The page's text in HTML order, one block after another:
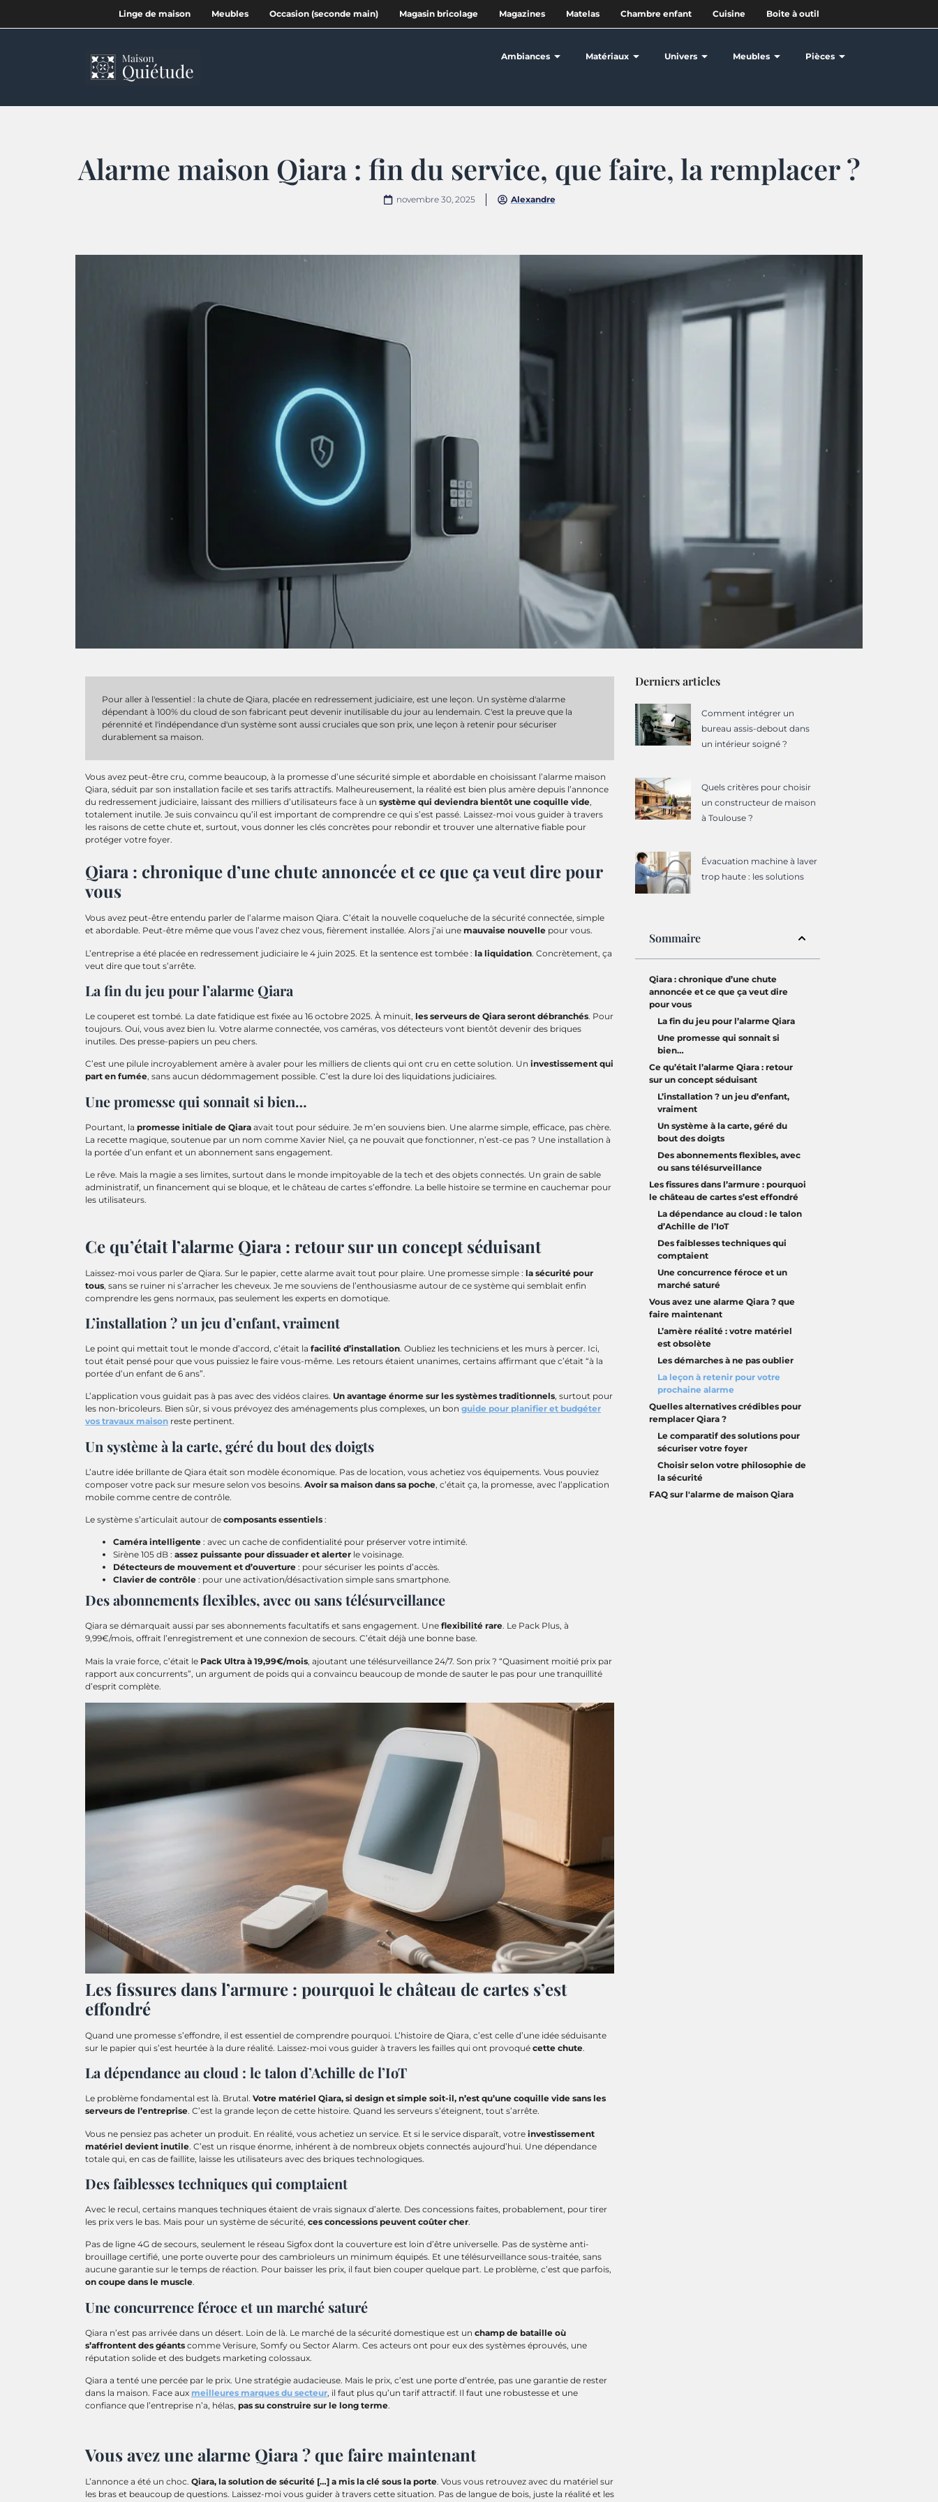
Linge de maison Meubles Occasion (seconde main) Magasin bricolage Magazines Matelas Chambre enfant Cuisine Boite à outil
Ambiances Matériaux Univers Meubles Pièces
Alarme maison Qiara : fin du service, que faire, la remplacer ?
novembre 30, 2025 Alexandre
Pour aller à l'essentiel : la chute de Qiara, placée en redressement judiciaire, est une leçon. Un système d'alarme
dépendant à 100% du cloud de son fabricant peut devenir inutilisable du jour au lendemain. C'est la preuve que la
pérennité et l'indépendance d'un système sont aussi cruciales que son prix, une leçon à retenir pour sécuriser
durablement sa maison.
Vous avez peut-être cru, comme beaucoup, à la promesse d’une sécurité simple et abordable en choisissant l’alarme maison
Qiara, séduit par son installation facile et ses tarifs attractifs. Malheureusement, la réalité est bien plus amère depuis l’annonce
du redressement judiciaire, laissant des milliers d’utilisateurs face à un système qui deviendra bientôt une coquille vide,
totalement inutile. Je suis convaincu qu’il est important de comprendre ce qui s’est passé. Laissez-moi vous guider à travers
les raisons de cette chute et, surtout, vous donner les clés concrètes pour rebondir et trouver une alternative fiable pour
protéger votre foyer.
Qiara : chronique d’une chute annoncée et ce que ça veut dire pour
vous
Vous avez peut-être entendu parler de l’alarme maison Qiara. C’était la nouvelle coqueluche de la sécurité connectée, simple
et abordable. Peut-être même que vous l’avez chez vous, fièrement installée. Alors j’ai une mauvaise nouvelle pour vous.
L’entreprise a été placée en redressement judiciaire le 4 juin 2025. Et la sentence est tombée : la liquidation. Concrètement, ça
veut dire que tout s’arrête.
La fin du jeu pour l’alarme Qiara
Le couperet est tombé. La date fatidique est fixée au 16 octobre 2025. À minuit, les serveurs de Qiara seront débranchés. Pour
toujours. Oui, vous avez bien lu. Votre alarme connectée, vos caméras, vos détecteurs vont bientôt devenir des briques
inutiles. Des presse-papiers un peu chers.
C’est une pilule incroyablement amère à avaler pour les milliers de clients qui ont cru en cette solution. Un investissement qui
part en fumée, sans aucun dédommagement possible. C’est la dure loi des liquidations judiciaires.
Une promesse qui sonnait si bien…
Pourtant, la promesse initiale de Qiara avait tout pour séduire. Je m’en souviens bien. Une alarme simple, efficace, pas chère.
La recette magique, soutenue par un nom comme Xavier Niel, ça ne pouvait que fonctionner, n’est-ce pas ? Une installation à
la portée d’un enfant et un abonnement sans engagement.
Le rêve. Mais la magie a ses limites, surtout dans le monde impitoyable de la tech et des objets connectés. Un grain de sable
administratif, un financement qui se bloque, et le château de cartes s’effondre. La belle histoire se termine en cauchemar pour
les utilisateurs.
Ce qu’était l’alarme Qiara : retour sur un concept séduisant
Laissez-moi vous parler de Qiara. Sur le papier, cette alarme avait tout pour plaire. Une promesse simple : la sécurité pour
tous, sans se ruiner ni s’arracher les cheveux. Je me souviens de l’enthousiasme autour de ce système qui semblait enfin
comprendre les gens normaux, pas seulement les experts en domotique.
L’installation ? un jeu d’enfant, vraiment
Le point qui mettait tout le monde d’accord, c’était la facilité d’installation. Oubliez les techniciens et les murs à percer. Ici,
tout était pensé pour que vous puissiez le faire vous-même. Les retours étaient unanimes, certains affirmant que c’était “à la
portée d’un enfant de 6 ans”.
L’application vous guidait pas à pas avec des vidéos claires. Un avantage énorme sur les systèmes traditionnels, surtout pour
les non-bricoleurs. Bien sûr, si vous prévoyez des aménagements plus complexes, un bon guide pour planifier et budgéter
vos travaux maison reste pertinent.
Un système à la carte, géré du bout des doigts
L’autre idée brillante de Qiara était son modèle économique. Pas de location, vous achetiez vos équipements. Vous pouviez
composer votre pack sur mesure selon vos besoins. Avoir sa maison dans sa poche, c’était ça, la promesse, avec l’application
mobile comme centre de contrôle.
Le système s’articulait autour de composants essentiels :
Caméra intelligente : avec un cache de confidentialité pour préserver votre intimité.
Sirène 105 dB : assez puissante pour dissuader et alerter le voisinage.
Détecteurs de mouvement et d’ouverture : pour sécuriser les points d’accès.
Clavier de contrôle : pour une activation/désactivation simple sans smartphone.
Des abonnements flexibles, avec ou sans télésurveillance
Qiara se démarquait aussi par ses abonnements facultatifs et sans engagement. Une flexibilité rare. Le Pack Plus, à
9,99€/mois, offrait l’enregistrement et une connexion de secours. C’était déjà une bonne base.
Mais la vraie force, c’était le Pack Ultra à 19,99€/mois, ajoutant une télésurveillance 24/7. Son prix ? “Quasiment moitié prix par
rapport aux concurrents”, un argument de poids qui a convaincu beaucoup de monde de sauter le pas pour une tranquillité
d’esprit complète.
Les fissures dans l’armure : pourquoi le château de cartes s’est
effondré
Quand une promesse s’effondre, il est essentiel de comprendre pourquoi. L’histoire de Qiara, c’est celle d’une idée séduisante
sur le papier qui s’est heurtée à la dure réalité. Laissez-moi vous guider à travers les failles qui ont provoqué cette chute.
La dépendance au cloud : le talon d’Achille de l’IoT
Le problème fondamental est là. Brutal. Votre matériel Qiara, si design et simple soit-il, n’est qu’une coquille vide sans les
serveurs de l’entreprise. C’est la grande leçon de cette histoire. Quand les serveurs s’éteignent, tout s’arrête.
Vous ne pensiez pas acheter un produit. En réalité, vous achetiez un service. Et si le service disparaît, votre investissement
matériel devient inutile. C’est un risque énorme, inhérent à de nombreux objets connectés aujourd’hui. Une dépendance
totale qui, en cas de faillite, laisse les utilisateurs avec des briques technologiques.
Des faiblesses techniques qui comptaient
Avec le recul, certains manques techniques étaient de vrais signaux d’alerte. Des concessions faites, probablement, pour tirer
les prix vers le bas. Mais pour un système de sécurité, ces concessions peuvent coûter cher.
Pas de ligne 4G de secours, seulement le réseau Sigfox dont la couverture est loin d’être universelle. Pas de système anti-
brouillage certifié, une porte ouverte pour des cambrioleurs un minimum équipés. Et une télésurveillance sous-traitée, sans
aucune garantie sur le temps de réaction. Pour baisser les prix, il faut bien couper quelque part. Le problème, c’est que parfois,
on coupe dans le muscle.
Une concurrence féroce et un marché saturé
Qiara n’est pas arrivée dans un désert. Loin de là. Le marché de la sécurité domestique est un champ de bataille où
s’affrontent des géants comme Verisure, Somfy ou Sector Alarm. Ces acteurs ont pour eux des systèmes éprouvés, une
réputation solide et des budgets marketing colossaux.
Qiara a tenté une percée par le prix. Une stratégie audacieuse. Mais le prix, c’est une porte d’entrée, pas une garantie de rester
dans la maison. Face aux meilleures marques du secteur, il faut plus qu’un tarif attractif. Il faut une robustesse et une
confiance que l’entreprise n’a, hélas, pas su construire sur le long terme.
Vous avez une alarme Qiara ? que faire maintenant
L’annonce a été un choc. Qiara, la solution de sécurité […] a mis la clé sous la porte. Vous vous retrouvez avec du matériel sur
les bras et beaucoup de questions. Laissez-moi vous guider à travers cette situation. Pas de langue de bois, juste la réalité et les
Derniers articles
Comment intégrer un
bureau assis-debout dans
un intérieur soigné ?
Quels critères pour choisir
un constructeur de maison
à Toulouse ?
Évacuation machine à laver
trop haute : les solutions
Sommaire
Qiara : chronique d’une chute
annoncée et ce que ça veut dire
pour vous
La fin du jeu pour l’alarme Qiara
Une promesse qui sonnait si
bien…
Ce qu’était l’alarme Qiara : retour
sur un concept séduisant
L’installation ? un jeu d’enfant,
vraiment
Un système à la carte, géré du
bout des doigts
Des abonnements flexibles, avec
ou sans télésurveillance
Les fissures dans l’armure : pourquoi
le château de cartes s’est effondré
La dépendance au cloud : le talon
d’Achille de l’IoT
Des faiblesses techniques qui
comptaient
Une concurrence féroce et un
marché saturé
Vous avez une alarme Qiara ? que
faire maintenant
L’amère réalité : votre matériel
est obsolète
Les démarches à ne pas oublier
La leçon à retenir pour votre
prochaine alarme
Quelles alternatives crédibles pour
remplacer Qiara ?
Le comparatif des solutions pour
sécuriser votre foyer
Choisir selon votre philosophie de
la sécurité
FAQ sur l'alarme de maison Qiara